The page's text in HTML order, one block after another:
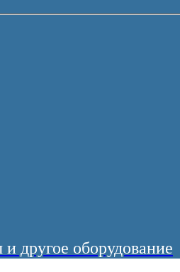
оборудование